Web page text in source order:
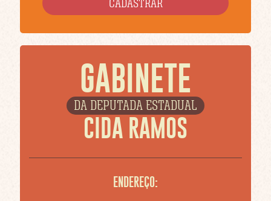
GABINETE
DA DEPUTADA ESTADUAL
CIDA RAMOS
ENDEREÇO: